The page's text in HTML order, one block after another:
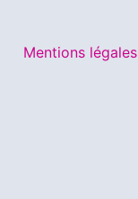
Mentions légales